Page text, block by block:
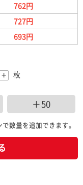
762円
727円
693円
+ 枚
＋50
数量を追加できます。